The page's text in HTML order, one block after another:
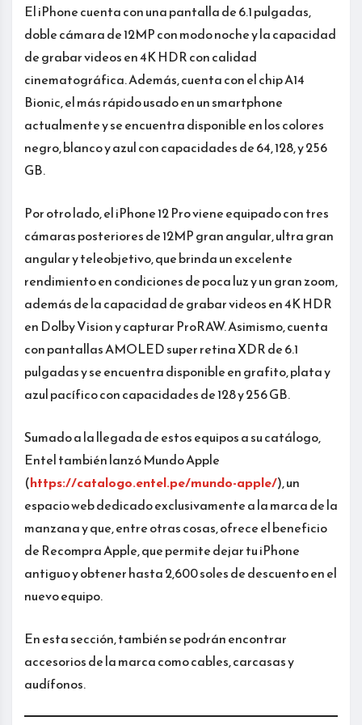
El iPhone cuenta con una pantalla de 6.1 pulgadas,
doble cámara de 12MP con modo noche y la capacidad
de grabar videos en 4K HDR con calidad
cinematográfica. Además, cuenta con el chip A14
Bionic, el más rápido usado en un smartphone
actualmente y se encuentra disponible en los colores
negro, blanco y azul con capacidades de 64, 128, y 256
GB.
Por otro lado, el iPhone 12 Pro viene equipado con tres
cámaras posteriores de 12MP gran angular, ultra gran
angular y teleobjetivo, que brinda un excelente
rendimiento en condiciones de poca luz y un gran zoom,
además de la capacidad de grabar videos en 4K HDR
en Dolby Vision y capturar ProRAW. Asimismo, cuenta
con pantallas AMOLED super retina XDR de 6.1
pulgadas y se encuentra disponible en grafito, plata y
azul pacífico con capacidades de 128 y 256 GB.
Sumado a la llegada de estos equipos a su catálogo,
Entel también lanzó Mundo Apple
(https://catalogo.entel.pe/mundo-apple/), un
espacio web dedicado exclusivamente a la marca de la
manzana y que, entre otras cosas, ofrece el beneficio
de Recompra Apple, que permite dejar tu iPhone
antiguo y obtener hasta 2,600 soles de descuento en el
nuevo equipo.
En esta sección, también se podrán encontrar
accesorios de la marca como cables, carcasas y
audífonos.